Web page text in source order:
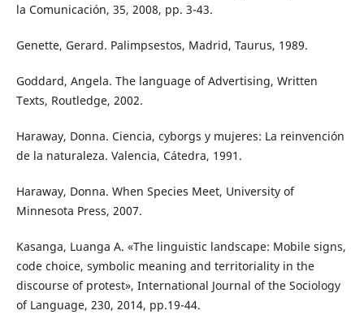
la Comunicación, 35, 2008, pp. 3-43.
Genette, Gerard. Palimpsestos, Madrid, Taurus, 1989.
Goddard, Angela. The language of Advertising, Written
Texts, Routledge, 2002.
Haraway, Donna. Ciencia, cyborgs y mujeres: La reinvención
de la naturaleza. Valencia, Cátedra, 1991.
Haraway, Donna. When Species Meet, University of
Minnesota Press, 2007.
Kasanga, Luanga A. «The linguistic landscape: Mobile signs,
code choice, symbolic meaning and territoriality in the
discourse of protest», International Journal of the Sociology
of Language, 230, 2014, pp.19-44.